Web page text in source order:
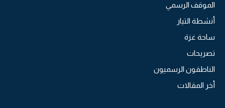
الموقف الرسمي
أنشطة التيار
ساحة غزة
تصريحات
الناطقون الرسميون
أخر المقالات